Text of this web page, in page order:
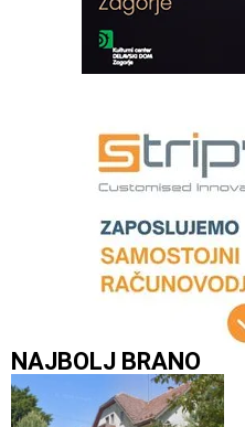
NAJBOLJ BRANO